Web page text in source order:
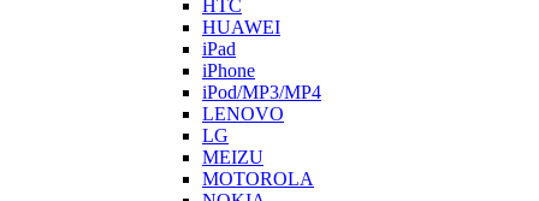
HTC
HUAWEI
iPad
iPhone
iPod/MP3/MP4
LENOVO
LG
MEIZU
MOTOROLA